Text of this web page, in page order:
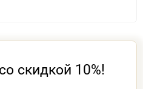
скидкой 10%!